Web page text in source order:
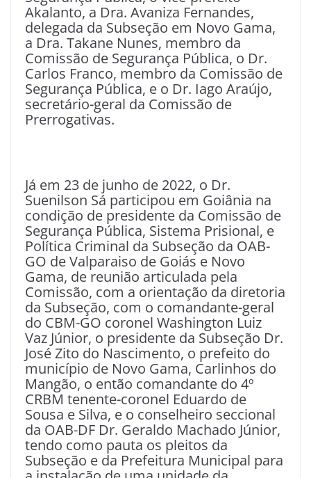
Akalanto, a Dra. Avaniza Fernandes,
delegada da Subseção em Novo Gama,
a Dra. Takane Nunes, membro da
Comissão de Segurança Pública, o Dr.
Carlos Franco, membro da Comissão de
Segurança Pública, e o Dr. Iago Araújo,
secretário-geral da Comissão de
Prerrogativas.
Já em 23 de junho de 2022, o Dr.
Suenilson Sá participou em Goiânia na
condição de presidente da Comissão de
Segurança Pública, Sistema Prisional, e
Política Criminal da Subseção da OAB-
GO de Valparaiso de Goiás e Novo
Gama, de reunião articulada pela
Comissão, com a orientação da diretoria
da Subseção, com o comandante-geral
do CBM-GO coronel Washington Luiz
Vaz Júnior, o presidente da Subseção Dr.
José Zito do Nascimento, o prefeito do
município de Novo Gama, Carlinhos do
Mangão, o então comandante do 4º
CRBM tenente-coronel Eduardo de
Sousa e Silva, e o conselheiro seccional
da OAB-DF Dr. Geraldo Machado Júnior,
tendo como pauta os pleitos da
Subseção e da Prefeitura Municipal para